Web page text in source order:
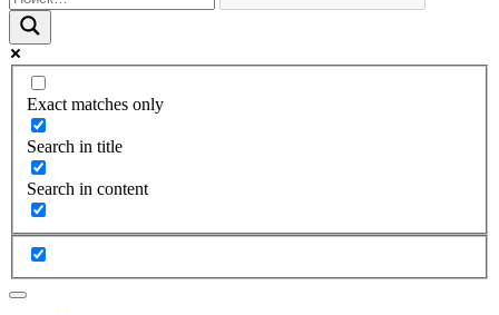
Exact matches only
Search in title
Search in content